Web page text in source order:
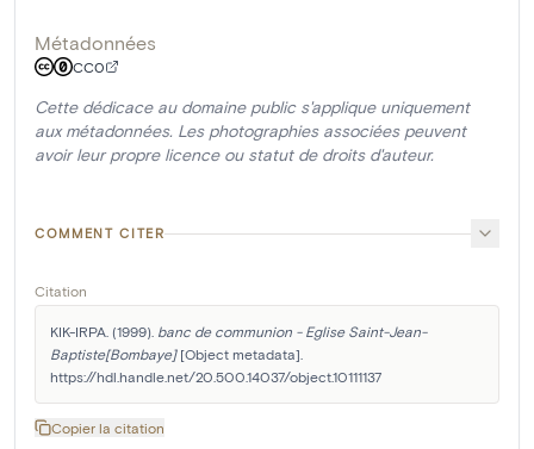
Métadonnées
CC0
Cette dédicace au domaine public s'applique uniquement
aux métadonnées. Les photographies associées peuvent
avoir leur propre licence ou statut de droits d'auteur.
COMMENT CITER
Citation
KIK-IRPA. (1999). banc de communion - Eglise Saint-Jean-
Baptiste[Bombaye] [Object metadata].
https://hdl.handle.net/20.500.14037/object.10111137
Copier la citation